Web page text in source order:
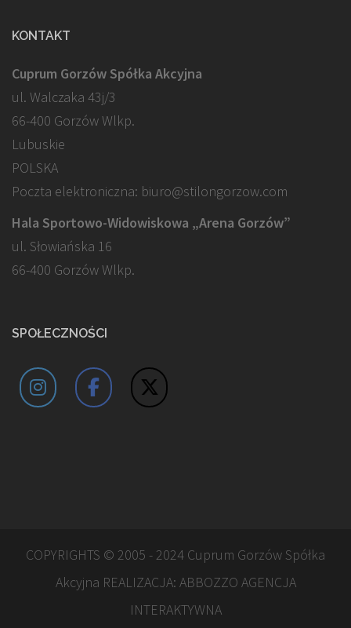
KONTAKT
Cuprum Gorzów Spółka Akcyjna
ul. Walczaka 43j/3
66-400 Gorzów Wlkp.
Lubuskie
POLSKA
Poczta elektroniczna: biuro@stilongorzow.com
Hala Sportowo-Widowiskowa „Arena Gorzów”
ul. Słowiańska 16
66-400 Gorzów Wlkp.
SPOŁECZNOŚCI
COPYRIGHTS © 2005 - 2024 Cuprum Gorzów Spółka
Akcyjna REALIZACJA: ABBOZZO AGENCJA
INTERAKTYWNA